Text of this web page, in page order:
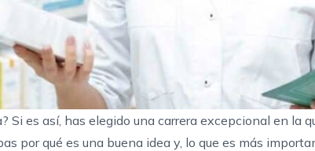
es así, has elegido una carrera excepcional en la
por qué es una buena idea y, lo que es más